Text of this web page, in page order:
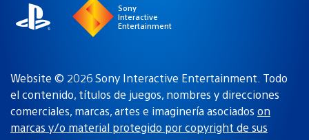
Sony
Interactive
Entertainment
Website © 2026 Sony Interactive Entertainment. Todo
el contenido, títulos de juegos, nombres y direcciones
comerciales, marcas, artes e imaginería asociados on
marcas y/o material protegido por copyright de sus